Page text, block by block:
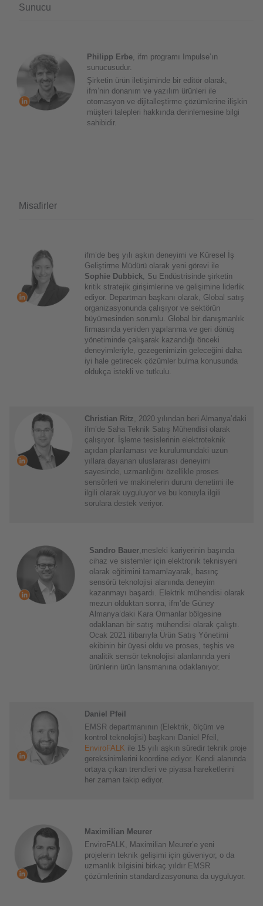
Sunucu
Philipp Erbe , ifm programı Impulse’ın
sunucusudur.
Şirketin ürün iletişiminde bir editör olarak,
ifm’nin donanım ve yazılım ürünleri ile
otomasyon ve dijitalleştirme çözümlerine ilişkin
müşteri talepleri hakkında derinlemesine bilgi
sahibidir.
Misafirler
ifm’de beş yılı aşkın deneyimi ve Küresel İş
Geliştirme Müdürü olarak yeni görevi ile
Sophie Dubbick , Su Endüstrisinde şirketin
kritik stratejik girişimlerine ve gelişimine liderlik
ediyor. Departman başkanı olarak, Global satış
organizasyonunda çalışıyor ve sektörün
büyümesinden sorumlu. Global bir danışmanlık
firmasında yeniden yapılanma ve geri dönüş
yönetiminde çalışarak kazandığı önceki
deneyimleriyle, gezegenimizin geleceğini daha
iyi hale getirecek çözümler bulma konusunda
oldukça istekli ve tutkulu.
Christian Ritz , 2020 yılından beri Almanya’daki
ifm’de Saha Teknik Satış Mühendisi olarak
çalışıyor. İşleme tesislerinin elektroteknik
açıdan planlaması ve kurulumundaki uzun
yıllara dayanan uluslararası deneyimi
sayesinde, uzmanlığını özellikle proses
sensörleri ve makinelerin durum denetimi ile
ilgili olarak uyguluyor ve bu konuyla ilgili
sorulara destek veriyor.
Sandro Bauer ,mesleki kariyerinin başında
cihaz ve sistemler için elektronik teknisyeni
olarak eğitimini tamamlayarak, basınç
sensörü teknolojisi alanında deneyim
kazanmayı başardı. Elektrik mühendisi olarak
mezun olduktan sonra, ifm’de Güney
Almanya’daki Kara Ormanlar bölgesine
odaklanan bir satış mühendisi olarak çalıştı.
Ocak 2021 itibarıyla Ürün Satış Yönetimi
ekibinin bir üyesi oldu ve proses, teşhis ve
analitik sensör teknolojisi alanlarında yeni
ürünlerin ürün lansmanına odaklanıyor.
Daniel Pfeil
EMSR departmanının (Elektrik, ölçüm ve
kontrol teknolojisi) başkanı Daniel Pfeil,
EnviroFALK ile 15 yılı aşkın süredir teknik proje
gereksinimlerini koordine ediyor. Kendi alanında
ortaya çıkan trendleri ve piyasa hareketlerini
her zaman takip ediyor.
Maximilian Meurer
EnviroFALK, Maximilian Meurer’e yeni
projelerin teknik gelişimi için güveniyor, o da
uzmanlık bilgisini birkaç yıldır EMSR
çözümlerinin standardizasyonuna da uyguluyor.